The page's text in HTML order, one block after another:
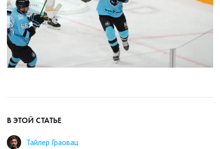
В ЭТОЙ СТАТЬЕ
Тайлер Граовац